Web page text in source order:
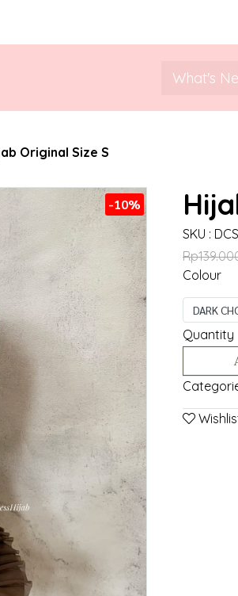
What's
Original Size S
-10%
SKU :
Colour
DARK
Quantity